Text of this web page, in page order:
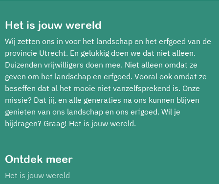
Het is jouw wereld
Wij zetten ons in voor het landschap en het erfgoed van de
provincie Utrecht. En gelukkig doen we dat niet alleen.
Duizenden vrijwilligers doen mee. Niet alleen omdat ze
geven om het landschap en erfgoed. Vooral ook omdat ze
beseffen dat al het mooie niet vanzelfsprekend is. Onze
missie? Dat jij, en alle generaties na ons kunnen blijven
genieten van ons landschap en ons erfgoed. Wil je
bijdragen? Graag! Het is jouw wereld.
Ontdek meer
Het is jouw wereld